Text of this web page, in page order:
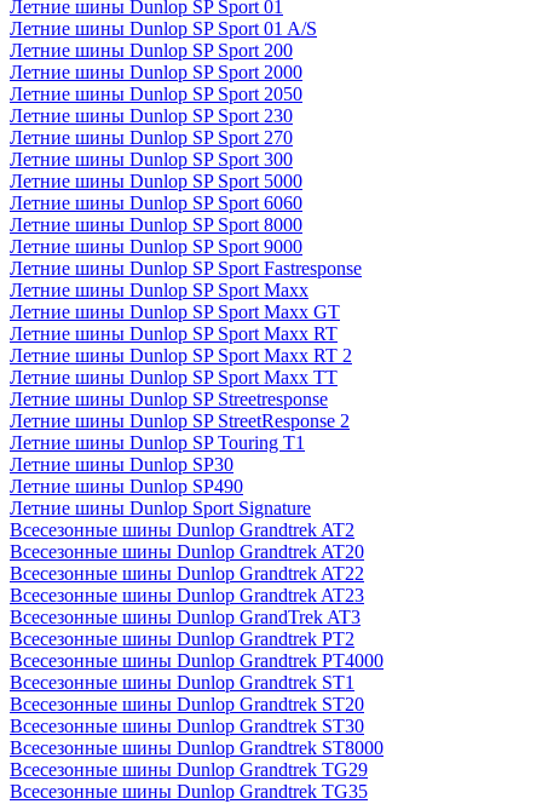
Летние шины Dunlop SP Sport 01
Летние шины Dunlop SP Sport 01 A/S
Летние шины Dunlop SP Sport 200
Летние шины Dunlop SP Sport 2000
Летние шины Dunlop SP Sport 2050
Летние шины Dunlop SP Sport 230
Летние шины Dunlop SP Sport 270
Летние шины Dunlop SP Sport 300
Летние шины Dunlop SP Sport 5000
Летние шины Dunlop SP Sport 6060
Летние шины Dunlop SP Sport 8000
Летние шины Dunlop SP Sport 9000
Летние шины Dunlop SP Sport Fastresponse
Летние шины Dunlop SP Sport Maxx
Летние шины Dunlop SP Sport Maxx GT
Летние шины Dunlop SP Sport Maxx RT
Летние шины Dunlop SP Sport Maxx RT 2
Летние шины Dunlop SP Sport Maxx TT
Летние шины Dunlop SP Streetresponse
Летние шины Dunlop SP StreetResponse 2
Летние шины Dunlop SP Touring T1
Летние шины Dunlop SP30
Летние шины Dunlop SP490
Летние шины Dunlop Sport Signature
Всесезонные шины Dunlop Grandtrek AT2
Всесезонные шины Dunlop Grandtrek AT20
Всесезонные шины Dunlop Grandtrek AT22
Всесезонные шины Dunlop Grandtrek AT23
Всесезонные шины Dunlop GrandTrek AT3
Всесезонные шины Dunlop Grandtrek PT2
Всесезонные шины Dunlop Grandtrek PT4000
Всесезонные шины Dunlop Grandtrek ST1
Всесезонные шины Dunlop Grandtrek ST20
Всесезонные шины Dunlop Grandtrek ST30
Всесезонные шины Dunlop Grandtrek ST8000
Всесезонные шины Dunlop Grandtrek TG29
Всесезонные шины Dunlop Grandtrek TG35